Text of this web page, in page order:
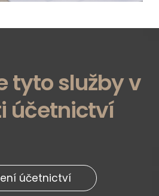
tyto služby v
účetnictví
účetnictví